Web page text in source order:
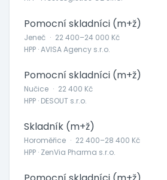
Pomocní skladníci (m+ž)
Jeneč · 22 400–24 000 Kč
HPP · AVISA Agency s.r.o.
Pomocní skladníci (m+ž)
Nučice · 22 400 Kč
HPP · DESOUT s.r.o.
Skladník (m+ž)
Horoměřice · 22 400–28 400 Kč
HPP · ZenVia Pharma s.r.o.